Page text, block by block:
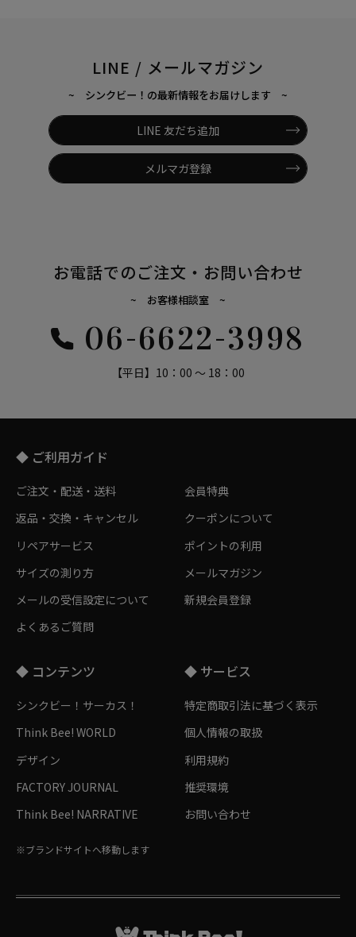
LINE / メールマガジン
~ シンクビー！の最新情報をお届けします ~
LINE 友だち追加
メルマガ登録
お電話でのご注文・お問い合わせ
~ お客様相談室 ~
06-6622-3998
【平日】10：00 ～ 18：00
◆ ご利用ガイド
ご注文・配送・送料
返品・交換・キャンセル
リペアサービス
サイズの測り方
メールの受信設定について
よくあるご質問
会員特典
クーポンについて
ポイントの利用
メールマガジン
新規会員登録
◆ コンテンツ
シンクビー！サーカス！
Think Bee! WORLD
デザイン
FACTORY JOURNAL
Think Bee! NARRATIVE
※ブランドサイトへ移動します
◆ サービス
特定商取引法に基づく表示
個人情報の取扱
利用規約
推奨環境
お問い合わせ